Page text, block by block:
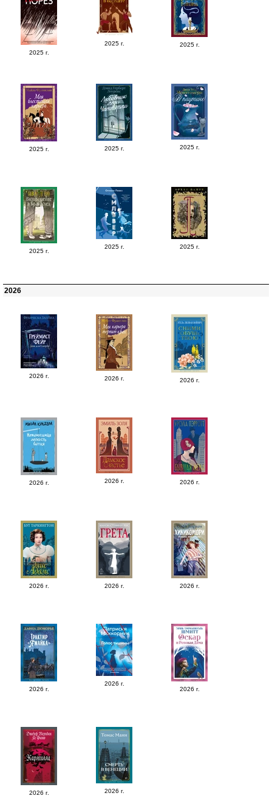
2025 г.
2025 г. 2025 г.
2025 г. 2025 г. 2025 г.
2025 г.
2025 г. 2025 г.
2026
2026 г. 2026 г. 2026 г.
2026 г. 2026 г. 2026 г.
2026 г. 2026 г. 2026 г.
2026 г.
2026 г.
2026 г.
2026 г. 2026 г.